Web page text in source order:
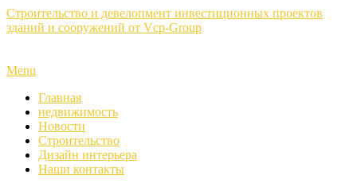
Строительство и девелопмент инвестиционных проектов
зданий и сооружений от Vcp-Group
Menu
Главная
недвижимость
Новости
Строительство
Дизайн интерьера
Наши контакты